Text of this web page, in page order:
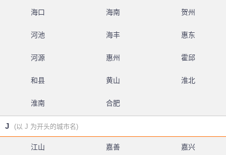
海口 海南 贺州
河池 海丰 惠东
河源 惠州 霍邱
和县 黄山 淮北
淮南 合肥
J (以 J 为开头的城市名)
江山 嘉善 嘉兴